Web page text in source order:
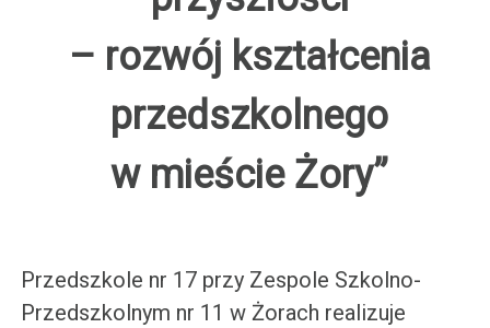
– rozwój kształcenia
przedszkolnego
w mieście Żory”
Przedszkole nr 17 przy Zespole Szkolno-
Przedszkolnym nr 11 w Żorach realizuje